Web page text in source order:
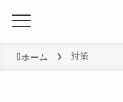
ホーム 対策